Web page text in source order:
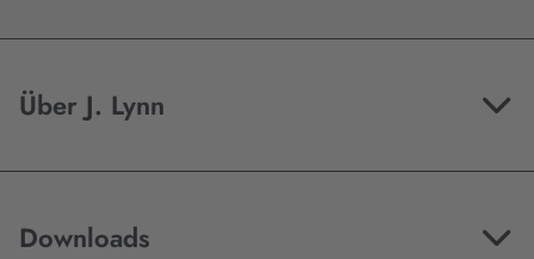
Über J. Lynn
Downloads